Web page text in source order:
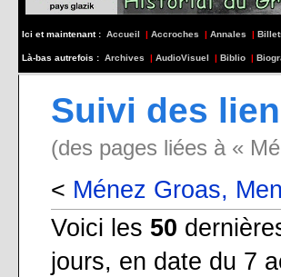
Ici et maintenant : Accueil | Accroches | Annales |
Là-bas autrefois : Archives | AudioVisuel | Biblio |
Suivi des
(des pages liées à «
< Ménez Groas,
Voici les 50
jours, en date du 7